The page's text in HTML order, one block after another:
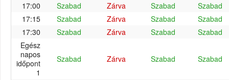
17:00
Szabad Zárva Szabad
Szabad
17:15
Szabad Zárva Szabad
Szabad
17:30
Szabad Zárva Szabad
Szabad
Egész
napos
időpont
1
Szabad Zárva Szabad Szabad